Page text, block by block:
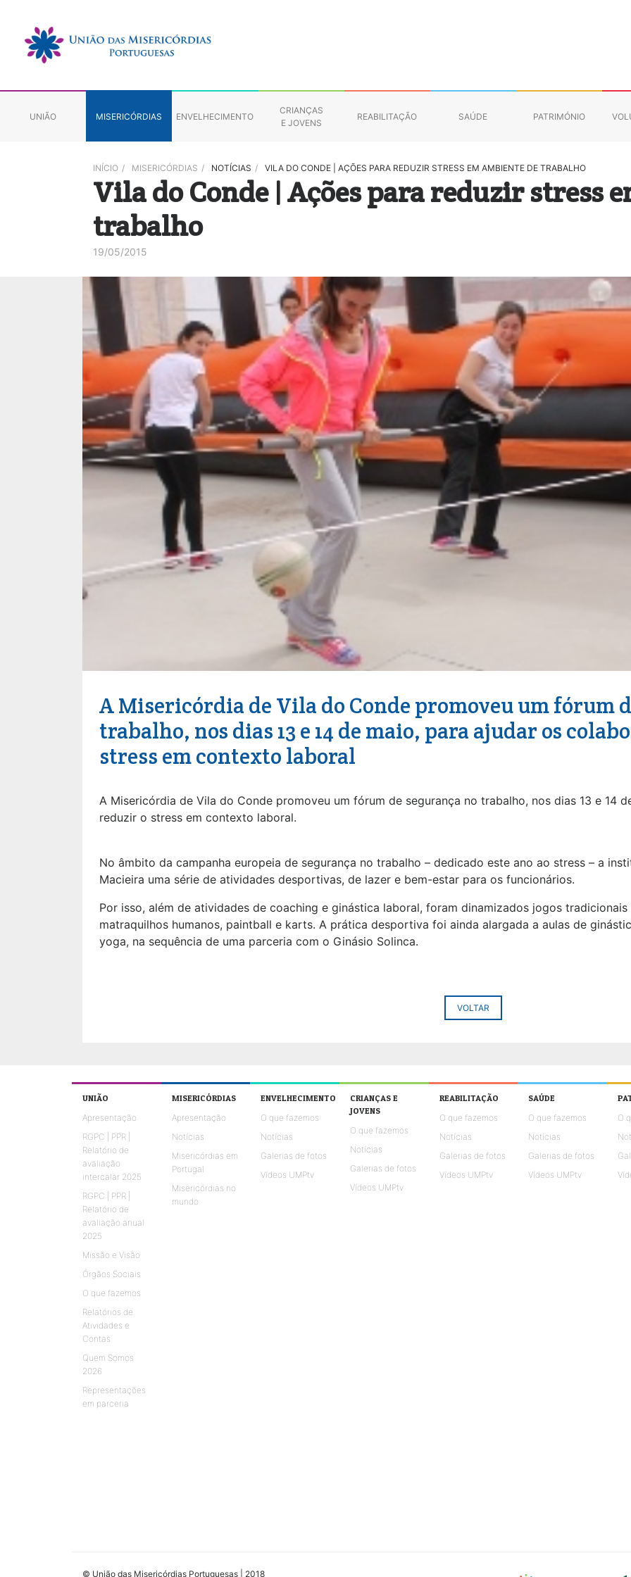
UNIÃO MISERICÓRDIAS ENVELHECIMENTO
CRIANÇAS
E JOVENS
REABILITAÇÃO SAÚDE PATRIMÓNIO
INÍCIO / MISERICÓRDIAS / NOTÍCIAS / VILA DO CONDE | AÇÕES PARA REDUZIR STRESS EM AMBIENTE DE TRABALHO
Vila do Conde | Ações para reduzir stress
trabalho
19/05/2015
A Misericórdia de Vila do Conde promoveu um fórum
trabalho, nos dias 13 e 14 de maio, para ajudar os
stress em contexto laboral
A Misericórdia de Vila do Conde promoveu um fórum de segurança no trabalho, nos dias 13 e 14
reduzir o stress em contexto laboral.
No âmbito da campanha europeia de segurança no trabalho – dedicado este ano ao stress – a
Macieira uma série de atividades desportivas, de lazer e bem-estar para os funcionários.
Por isso, além de atividades de coaching e ginástica laboral, foram dinamizados jogos
matraquilhos humanos, paintball e karts. A prática desportiva foi ainda alargada a aulas de
yoga, na sequência de uma parceria com o Ginásio Solinca.
VOLTAR
UNIÃO
Apresentação
RGPC | PPR |
Relatório de
avaliação
intercalar 2025
RGPC | PPR |
Relatório de
avaliação anual
2025
Missão e Visão
Órgãos Sociais
O que fazemos
Relatórios de
Atividades e
Contas
Quem Somos
2026
Representações
em parceria
MISERICÓRDIAS
Apresentação
Notícias
Misericórdias em
Portugal
Misericórdias no
mundo
ENVELHECIMENTO
O que fazemos
Notícias
Galerias de fotos
Vídeos UMPtv
CRIANÇAS E
JOVENS
O que fazemos
Notícias
Galerias de fotos
Vídeos UMPtv
REABILITAÇÃO
O que fazemos
Notícias
Galerias de fotos
Vídeos UMPtv
SAÚDE
O que fazemos
Notícias
Galerias de fotos
Vídeos UMPtv
O
© União das Misericórdias Portuguesas | 2018